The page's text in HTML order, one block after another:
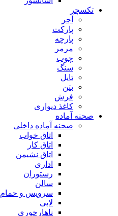
تکسچر
آجر
پارکت
پارچه
مرمر
چوب
سنگ
تایل
بتن
فرش
کاغذ دیواری
صحنه آماده
صحنه آماده داخلی
اتاق خواب
اتاق کار
اتاق نشیمن
اداری
رستوران
سالن
سرویس و حمام
لابی
ناهارخوری